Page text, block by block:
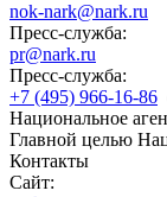
nok-nark@nark.ru
Пресс-служба:
pr@nark.ru
Пресс-служба:
+7 (495) 966-16-86
Национальное
Главной целью
Контакты
Сайт: